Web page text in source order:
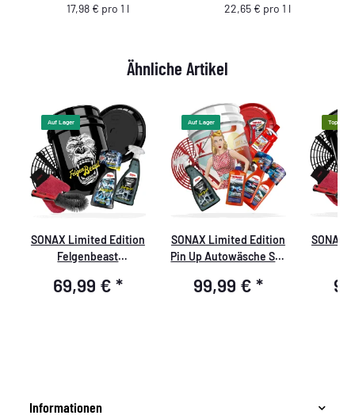
17,98 € pro 1 l 22,65 € pro 1 l
Ähnliche Artikel
Auf Lager
SONAX Limited Edition
Felgenbeast
Grit Guard - Premium
69,99 € *
Auf Lager
SONAX Limited Edition
Pin Up Autowäsche Set
Set 9 teilig
99,99 € *
Top
SONAX
Grit
Informationen